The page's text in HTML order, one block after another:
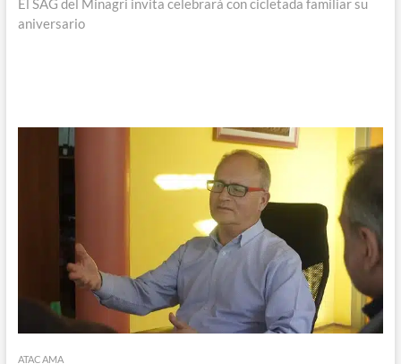
El SAG del Minagri invita celebrará con cicletada familiar su
aniversario
ATACAMA